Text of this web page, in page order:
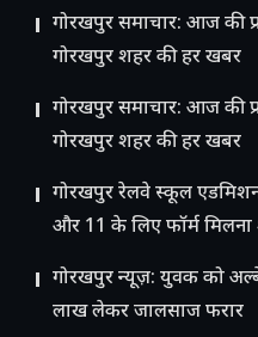
गोरखपुर समाचार: आज की
गोरखपुर शहर की हर खबर
गोरखपुर समाचार: आज की
गोरखपुर शहर की हर खबर
गोरखपुर रेलवे स्कूल
और 11 के लिए फॉर्म
गोरखपुर न्यूज़: युवक को
लाख लेकर जालसाज फरार